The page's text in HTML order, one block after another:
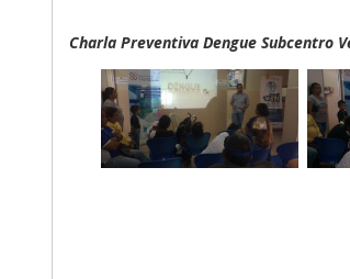
Charla Preventiva Dengue Subcentro